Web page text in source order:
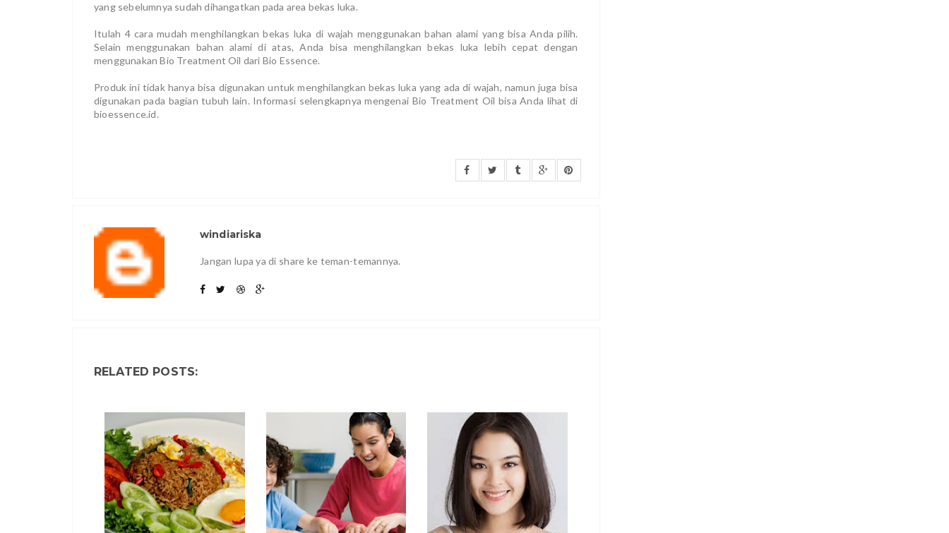
yang sebelumnya sudah dihangatkan pada area bekas luka.
Itulah 4 cara mudah menghilangkan bekas luka di wajah menggunakan bahan alami yang bisa Anda pilih.
Selain menggunakan bahan alami di atas, Anda bisa menghilangkan bekas luka lebih cepat dengan
menggunakan Bio Treatment Oil dari Bio Essence.
Produk ini tidak hanya bisa digunakan untuk menghilangkan bekas luka yang ada di wajah, namun juga bisa
digunakan pada bagian tubuh lain. Informasi selengkapnya mengenai Bio Treatment Oil bisa Anda lihat di
bioessence.id.
windiariska
Jangan lupa ya di share ke teman-temannya.
RELATED POSTS: